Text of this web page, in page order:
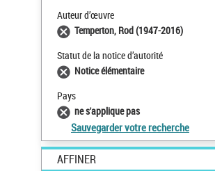
Auteur d’œuvre
Temperton, Rod (1947-2016)
Statut de la notice d’autorité
Notice élémentaire
Pays
ne s'applique pas
Sauvegarder votre recherche
AFFINER